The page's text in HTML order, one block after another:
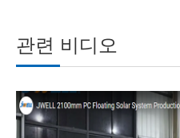
관련 비디오